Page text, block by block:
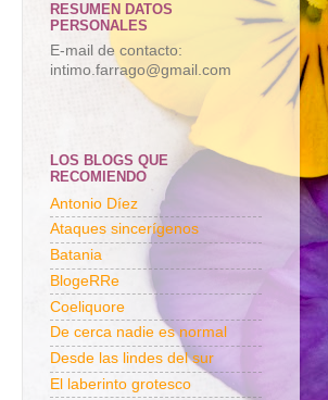
RESUMEN DATOS
PERSONALES
E-mail de contacto:
intimo.farrago@gmail.com
LOS BLOGS QUE
RECOMIENDO
Antonio Díez
Ataques sincerígenos
Batania
BlogeRRe
Coeliquore
De cerca nadie es normal
Desde las lindes del sur
El laberinto grotesco